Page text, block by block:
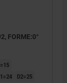
FORME:0°
D2=25